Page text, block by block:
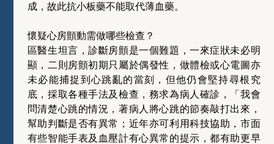
成，故此抗小板藥不能取代薄血藥。
懷疑心房顫動需做哪些檢查？
區醫生坦言，診斷房顫是一個難題，一來症狀未必明
顯，二則房顫初期只屬於偶發性，做體檢或心電圖亦
未必能捕捉到心跳亂的當刻，但他仍會堅持尋根究
底，採取各種手法及檢查，務求為病人確診，「我會
問清楚心跳的情況，著病人將心跳的節奏敲打出來，
幫助判斷是否有異常；近年亦可利用科技協助，市面
有些智能手表及血壓計有心異常的提示，都有助更早